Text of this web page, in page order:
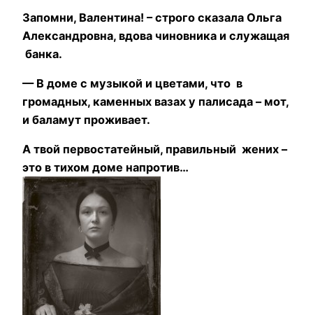
Запомни, Валентина! – строго сказала Ольга
Александровна, вдова чиновника и служащая
банка.
— В доме с музыкой и цветами, что в
громадных, каменных вазах у палисада – мот,
и баламут проживает.
А твой первостатейный, правильный жених –
это в тихом доме напротив…